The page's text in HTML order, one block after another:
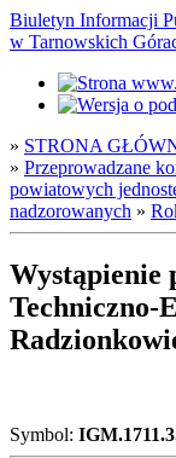
Biuletyn Informacji
w Tarnowskich
» STRONA
» Przeprowadzane
powiatowych
nadzorowanych »
Wystąpienie
Techniczno-
Symbol: